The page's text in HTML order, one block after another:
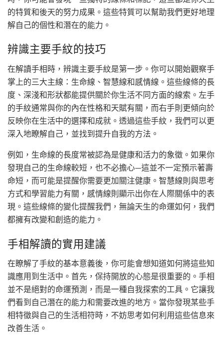
的特質和後天的努力成果。這些特質可以幫助我們更好地理
解自己的個性和潛在的能力。
辨識主要手紋的技巧
在解讀手相時，辨識主要手紋是第一步。你可以開始觀察手
掌上的三大主線：生命線、智慧線和感情線。這些線條的長
度、深淺和形狀都能提供關於你生活不同方面的線索。左手
的手紋通常與你的內在性格和天賦有關，而右手則更傾向於
反映你在生活中的選擇和成就。透過這些手紋，我們可以更
深入地瞭解自己，並找到提升自我的方法。
例如，生命線的長度常被認為是健康和活力的象徵。如果你
發現自己的生命線較短，也不必擔心—這並不一定預示著壽
命短，而可能是提醒你需要更加關注健康。智慧線則與思考
方式和學習能力有關，感情線則顯示出你在人際關係中的表
現。這些線條的變化提醒我們，無論天生的命運如何，我們
都擁有改變和創造的能力。
手相解讀的實用建議
在瞭解了手紋的基本意義後，你可能會想知道如何將這些知
識應用到生活中。首先，保持開放的心態是很重要的。手相
並不是絕對的命運預測，而是一種自我探索的工具。它讓我
們看到自己潛在的能力和需要改進的地方。當你發現某些手
相特徵與自己的生活相符時，不妨思考如何利用這些信息來
改善生活。